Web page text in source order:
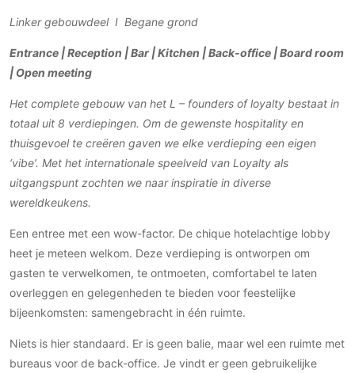
Keukenaccessoires
Ramen en deuren
Binnendeuren
Aluminium deuren
Houten deuren
Stalen deuren
Systeemwanden
Raambeslag
Meubelbeslag
Vloer
Beton Ciré vloeren
Gevelstenen
Houten gevelbekleding
Stucwerk
Horeca
Kantoor
Linker gebouwdeel I Begane grond
Entrance | Reception | Bar | Kitchen | Back-office | Board room
| Open meeting
Het complete gebouw van het L – founders of loyalty bestaat in
totaal uit 8 verdiepingen. Om de gewenste hospitality en
thuisgevoel te creëren gaven we elke verdieping een eigen
‘vibe’. Met het internationale speelveld van Loyalty als
uitgangspunt zochten we naar inspiratie in diverse
wereldkeukens.
Een entree met een wow-factor. De chique hotelachtige lobby
heet je meteen welkom. Deze verdieping is ontworpen om
gasten te verwelkomen, te ontmoeten, comfortabel te laten
overleggen en gelegenheden te bieden voor feestelijke
bijeenkomsten: samengebracht in één ruimte.
Niets is hier standaard. Er is geen balie, maar wel een ruimte met
bureaus voor de back-office. Je vindt er geen gebruikelijke